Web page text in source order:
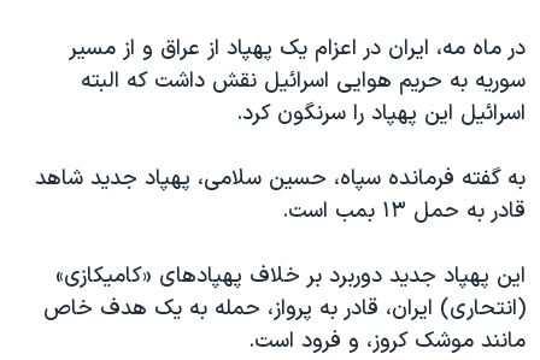
در ماه مه، ایران در اعزام یک پهپاد از عراق و از مسیر
سوریه به حریم‌ هوایی اسرائیل نقش داشت که البته
اسرائیل این پهپاد را سرنگون کرد.
به گفته فرمانده سپاه، حسین سلامی، پهپاد جدید شاهد
قادر به حمل ۱۳ بمب است.
این پهپاد جدید دوربرد بر خلاف پهپادهای «کامیکازی»
(انتحاری) ایران، قادر به پرواز، حمله به یک هدف خاص
مانند موشک کروز، و فرود است.